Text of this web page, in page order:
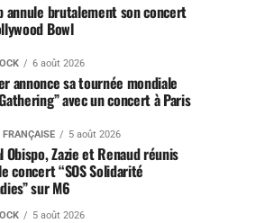
annule brutalement son concert
Bowl
6 août 2026
annonce sa tournée mondiale
avec un concert à Paris
FRANÇAISE 5 août 2026
Obispo, Zazie et Renaud réunis
concert “SOS Solidarité
sur M6
5 août 2026